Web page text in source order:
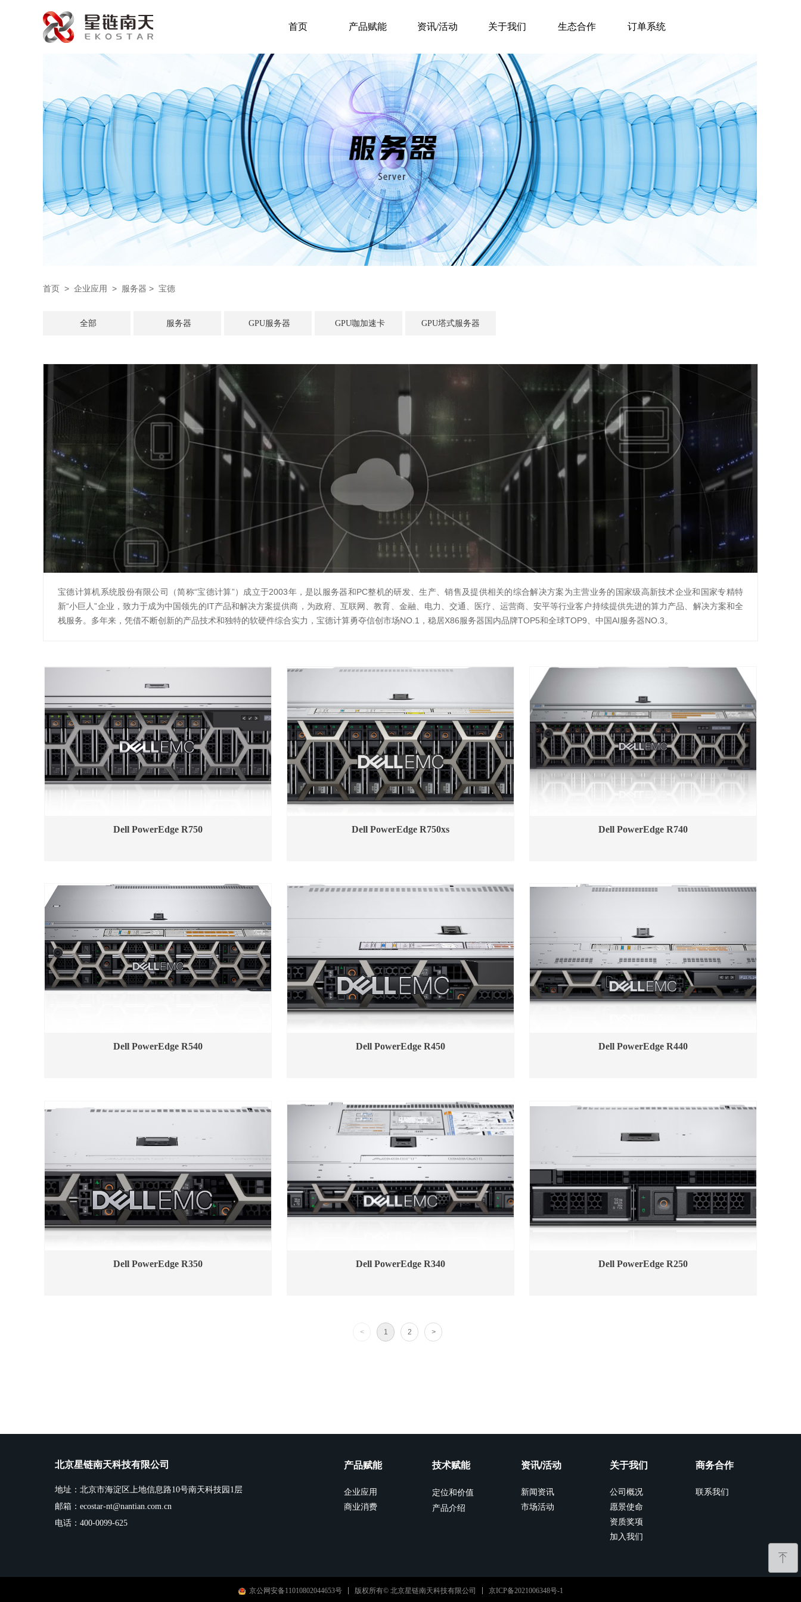
ꁸ
首页 产品赋能 资讯/活动 关于我们 生态合作 订单系统
Dell PowerEdge R750 Dell PowerEdge R750xs Dell PowerEdge R740
Dell PowerEdge R540 Dell PowerEdge R450 Dell PowerEdge R440
Dell PowerEdge R350 Dell PowerEdge R340 Dell PowerEdge R250
< 1 2 >
全部 服务器 GPU服务器 GPU咖加速卡 GPU塔式服务器
宝德计算机系统股份有限公司（简称“宝德计算”）成立于2003年，是以服务器和PC整机的研发、生产、销售及提供相关的综合解决方案为主营业务的国家级高新技术企业和国家专精特
新“小巨人”企业，致力于成为中国领先的IT产品和解决方案提供商，为政府、互联网、教育、金融、电力、交通、医疗、运营商、安平等行业客户持续提供先进的算力产品、解决方案和全
栈服务。多年来，凭借不断创新的产品技术和独特的软硬件综合实力，宝德计算勇夺信创市场NO.1，稳居X86服务器国内品牌TOP5和全球TOP9、中国AI服务器NO.3。
首页 > 企业应用 > 服务器 > 宝德
产品赋能
企业应用
商业消费
技术赋能
定位和价值
产品介绍
资讯/活动
新闻资讯
市场活动
关于我们
公司概况
愿景使命
资质奖项
加入我们
商务合作
联系我们
北京星链南天科技有限公司
地址：北京市海淀区上地信息路10号南天科技园1层
邮箱：ecostar-nt@nantian.com.cn
电话：400-0099-625
京公网安备11010802044653号 版权所有© 北京星链南天科技有限公司 京ICP备2021006348号-1